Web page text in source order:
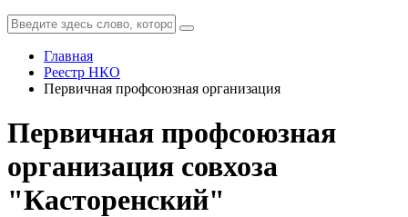
Главная
Реестр НКО
Первичная профсоюзная организация
Первичная профсоюзная
организация совхоза
"Касторенский"